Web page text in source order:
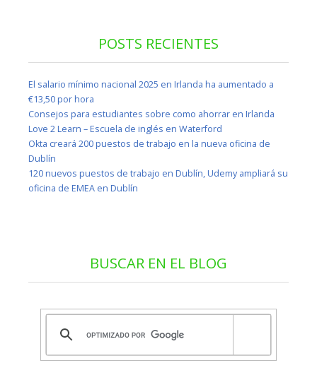
POSTS RECIENTES
El salario mínimo nacional 2025 en Irlanda ha aumentado a
€13,50 por hora
Consejos para estudiantes sobre como ahorrar en Irlanda
Love 2 Learn – Escuela de inglés en Waterford
Okta creará 200 puestos de trabajo en la nueva oficina de
Dublín
120 nuevos puestos de trabajo en Dublín, Udemy ampliará su
oficina de EMEA en Dublín
BUSCAR EN EL BLOG